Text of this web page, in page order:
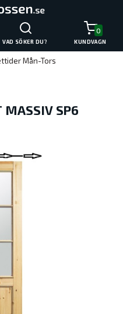
VAD SÖKER DU?
0
KUNDVAGN
Mån-Tors
MASSIV SP6